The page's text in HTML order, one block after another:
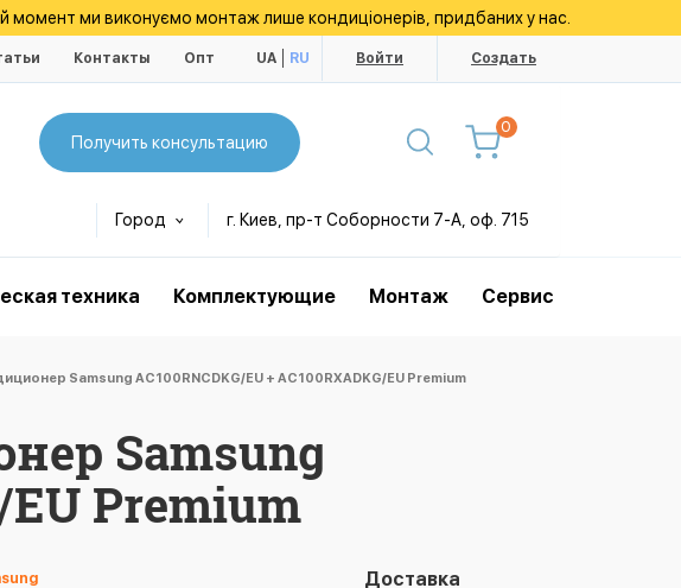
момент ми виконуємо монтаж лише кондиціонерів, придбаних у нас.
Контакты Опт UA RU Войти Создать
Получить консультацию
0
Город г. Киев, пр-т Соборности 7-А, оф. 715
техника Комплектующие Монтаж Сервис
Samsung AC100RNCDKG/EU + AC100RXADKG/EU Premium
Samsung
EU Premium
Доставка